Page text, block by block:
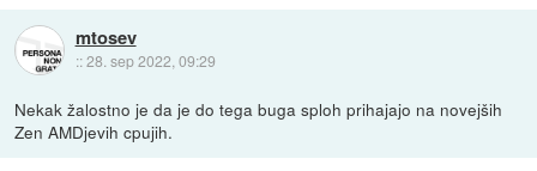
mtosev
::28. sep 2022, 09:29
Nekak žalostno je da je do tega buga sploh prihajajo na novejših
Zen AMDjevih cpujih.